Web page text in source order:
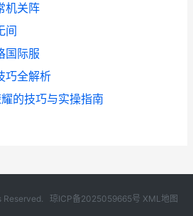
机关阵
间
国际服
巧全解析
的技巧与实操指南
Reserved. 琼ICP备2025059665号 XML地图